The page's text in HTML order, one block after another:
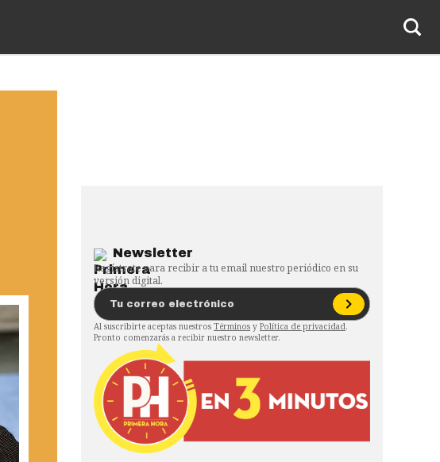
Newsletter
Regístrate para recibir a tu email nuestro periódico en su
versión digital.
Al suscribirte aceptas nuestros Términos y Política de privacidad.
Pronto comenzarás a recibir nuestro newsletter.